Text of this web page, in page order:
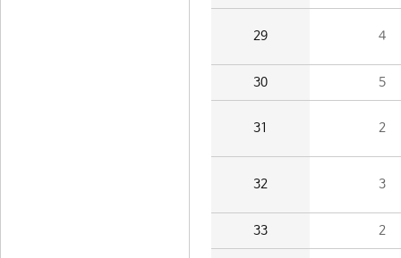
29 4
30 5
31 2
32 3
33 2